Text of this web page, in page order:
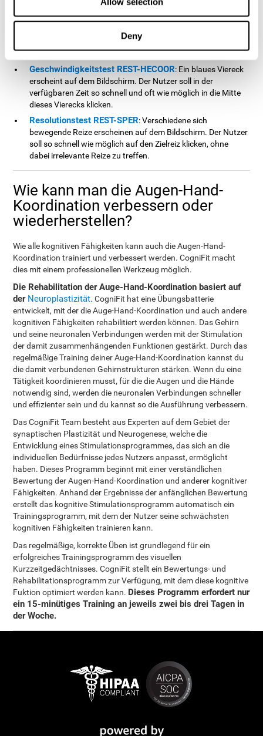
Deny
Kapazitäten zur gleichen Zeit.
Koordinationstest HECOOR: Mit dem Mauszeiger muss der
folgen, ohne dabei den Ball zu verlieren. Dem Ball muss
sowohl visuell als auch manuell gefolgt werden.
Geschwindigkeitstest REST-HECOOR: Ein blaues Viereck
erscheint auf dem Bildschirm. Der Nutzer soll in der
verfügbaren Zeit so schnell und oft wie möglich in die Mitte
dieses Vierecks klicken.
Resolutionstest REST-SPER: Verschiedene sich
bewegende Reize erscheinen auf dem Bildschirm. Der Nutzer
soll so schnell wie möglich auf den Zielreiz klicken, ohne
dabei irrelevante Reize zu treffen.
Wie kann man die Augen-Hand-
Koordination verbessern oder
wiederherstellen?
Wie alle kognitiven Fähigkeiten kann auch die Augen-Hand-
Koordination trainiert und verbessert werden. CogniFit macht
dies mit einem professionellen Werkzeug möglich.
Die Rehabilitation der Auge-Hand-Koordination basiert auf
der Neuroplastizität. CogniFit hat eine Übungsbatterie
entwickelt, mit der die Auge-Hand-Koordination und auch andere
kognitiven Fähigkeiten rehabilitiert werden können. Das Gehirn
und seine neuronalen Verbindungen werden mit der Stimulation
der damit zusammenhängenden Funktionen gestärkt. Durch das
regelmäßige Training deiner Auge-Hand-Koordination kannst du
die damit verbundenen Gehirnstrukturen stärken. Wenn du eine
Tätigkeit koordinieren musst, für die die Augen und die Hände
notwendig sind, werden die neuronalen Verbindungen schneller
und effizienter sein und du kannst so die Ausführung verbessern.
Das CogniFit Team besteht aus Experten auf dem Gebiet der
synaptischen Plastizität und Neurogenese, welche die
Entwicklung eines Stimulationsprogrammes, das sich an die
individuellen Bedürfnisse jedes Nutzers anpasst, ermöglicht
haben. Dieses Programm beginnt mit einer verständlichen
Bewertung der Augen-Hand-Koordination und anderer kognitiver
Fähigkeiten. Anhand der Ergebnisse der anfänglichen Bewertung
erstellt das kognitive Stimulationsprogramm automatisch ein
Trainingsprogramm, mit dem der Nutzer seine schwächsten
kognitiven Fähigkeiten trainieren kann.
Das regelmäßige, korrekte Üben ist grundlegend für ein
erfolgreiches Trainingsprogramm des visuellen
Kurzzeitgedächtnisses. CogniFit stellt ein Bewertungs- und
Rehabilitationsprogramm zur Verfügung, mit dem diese kognitive
Fuktion optimiert werden kann. Dieses Programm erfordert nur
ein 15-minütiges Training an jeweils zwei bis drei Tagen in
der Woche.